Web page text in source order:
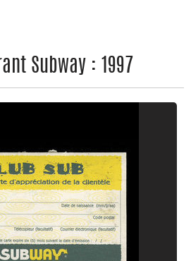
Subway : 1997